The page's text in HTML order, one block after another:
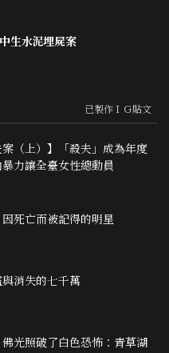
生水泥埋屍案
已製作ＩＧ貼文
案（上）】「殺夫」成為年度
力讓全臺女性總動員
死亡而被記得的明星
消失的七千萬
佛光照破了白色恐怖：青草湖